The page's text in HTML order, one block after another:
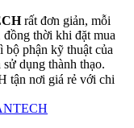
rất đơn giản, mỗi
thời khi đặt mua
phận kỹ thuật của
dụng thành thạo.
tận nơi giá rẻ với chi